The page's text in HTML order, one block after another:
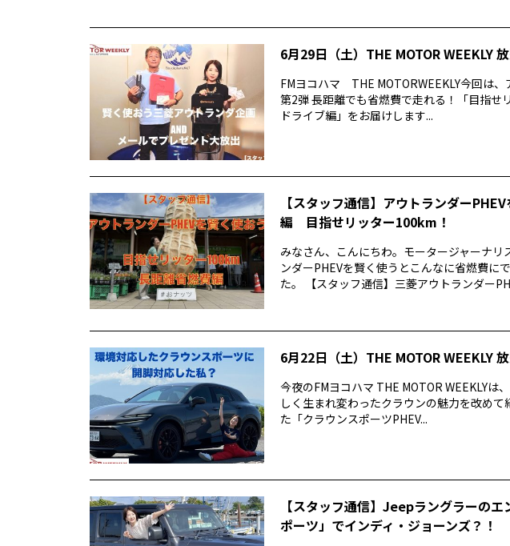
6月29日（土）THE MOTOR WEEKLY
FMヨコハマ THE MOTORWEEKLY今回は
第2弾 長距離でも省燃費で走れる！「目指
ドライブ編」をお届けします...
【スタッフ通信】アウトランダー
編 目指せリッター100km！
みなさん、こんにちわ。モータージャーナ
ンダーPHEVを賢く使うとこんなに省燃費に
た。 【スタッフ通信】三菱アウトランダー
6月22日（土）THE MOTOR WEEKLY
今夜のFMヨコハマ THE MOTOR WEEKLYは
しく生まれ変わったクラウンの魅力を改め
た「クラウンスポーツPHEV...
【スタッフ通信】Jeepラングラーの
ポーツ」でインディ・ジョーンズ？！